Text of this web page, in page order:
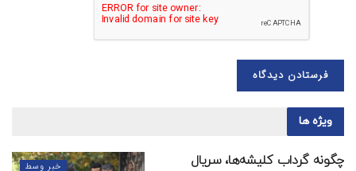
ویژه ها
خبر وسط
چگونه گرداب کلیشه‌ها، سریال